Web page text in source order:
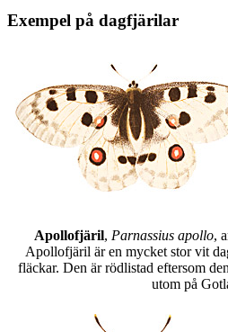
Exempel på dagfjärilar
Apollofjäril, Parnassius apollo,
Apollofjäril är en mycket stor vit
fläckar. Den är rödlistad eftersom
utom på